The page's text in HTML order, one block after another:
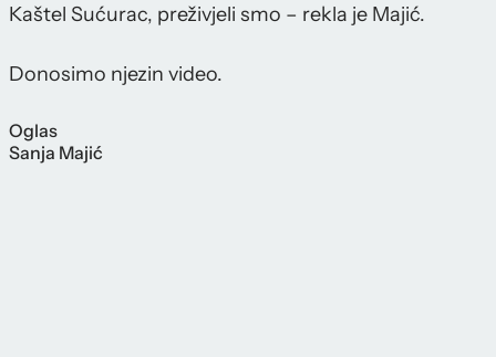
Kaštel Sućurac, preživjeli smo – rekla je Majić.
Donosimo njezin video.
Oglas
Sanja Majić